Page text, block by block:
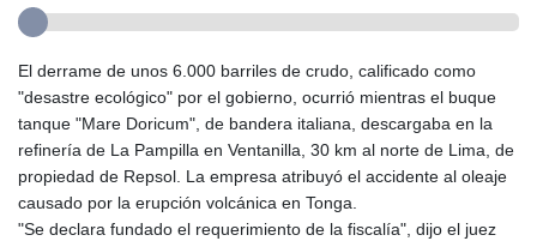
El derrame de unos 6.000 barriles de crudo, calificado como
"desastre ecológico" por el gobierno, ocurrió mientras el buque
tanque "Mare Doricum", de bandera italiana, descargaba en la
refinería de La Pampilla en Ventanilla, 30 km al norte de Lima, de
propiedad de Repsol. La empresa atribuyó el accidente al oleaje
causado por la erupción volcánica en Tonga.
"Se declara fundado el requerimiento de la fiscalía", dijo el juez